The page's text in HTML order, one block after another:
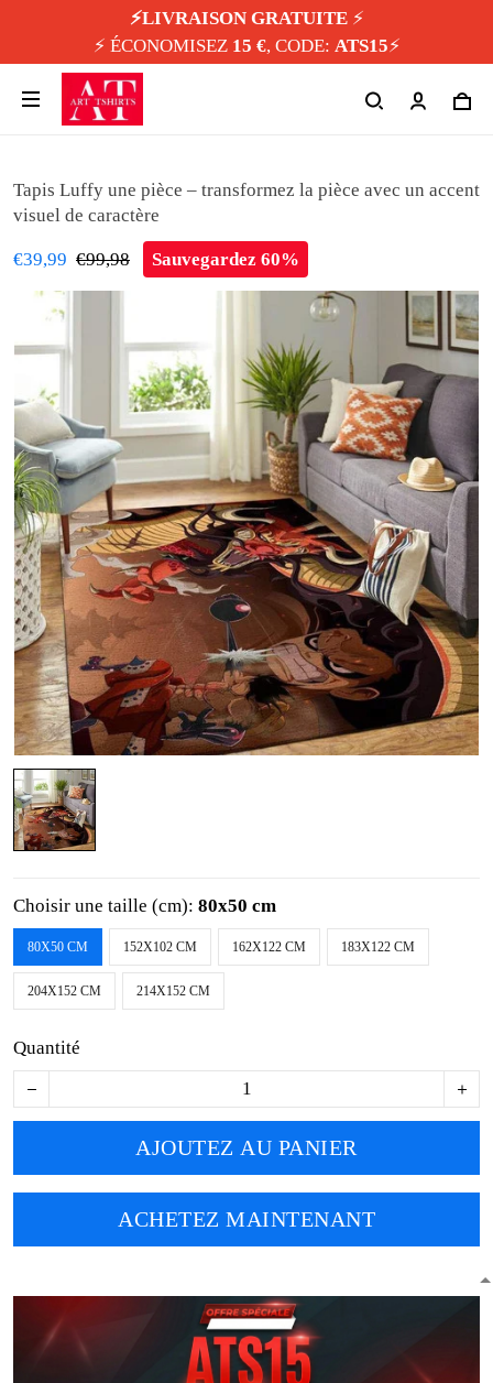
⚡️LIVRAISON GRATUITE⚡️
⚡️ ÉCONOMISEZ 15 €, CODE: ATS15⚡️
Tapis Luffy une pièce – transformez la pièce avec un accent
visuel de caractère
€39,99 €99,98 Sauvegardez 60%
Choisir une taille (cm): 80x50 cm
80X50 CM 152X102 CM 162X122 CM 183X122 CM
204X152 CM 214X152 CM
Quantité
AJOUTEZ AU PANIER
ACHETEZ MAINTENANT